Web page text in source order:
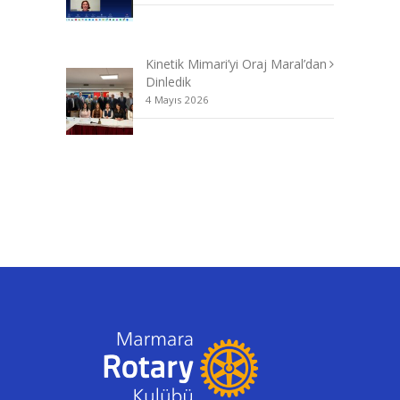
Kinetik Mimari’yi Oraj Maral’dan
Dinledik
4 Mayıs 2026